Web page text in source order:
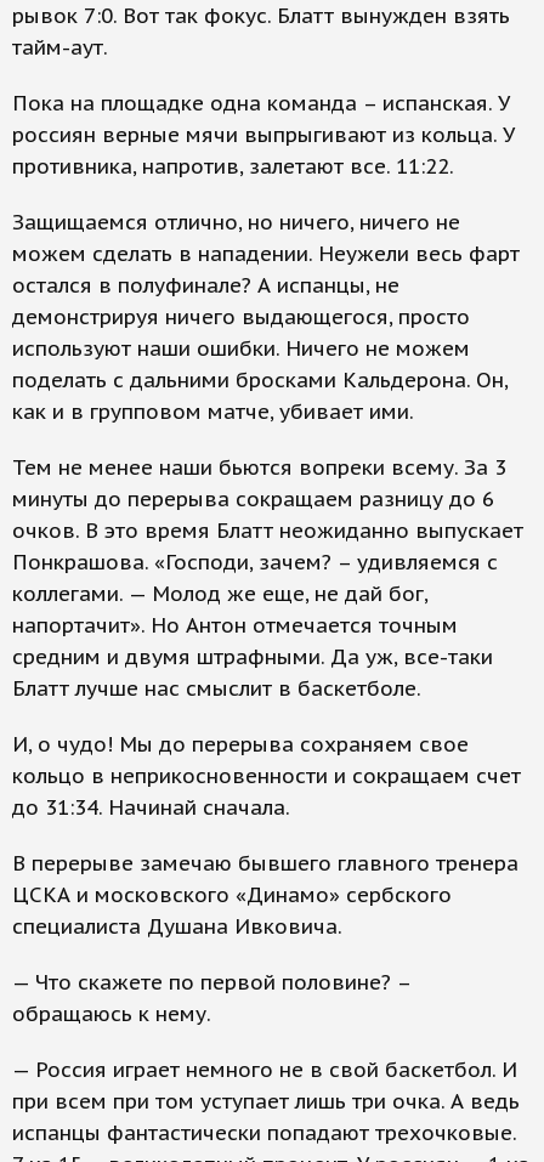
рывок 7:0. Вот так фокус. Блатт вынужден взять
тайм-аут.
Пока на площадке одна команда – испанская. У
россиян верные мячи выпрыгивают из кольца. У
противника, напротив, залетают все. 11:22.
Защищаемся отлично, но ничего, ничего не
можем сделать в нападении. Неужели весь фарт
остался в полуфинале? А испанцы, не
демонстрируя ничего выдающегося, просто
используют наши ошибки. Ничего не можем
поделать с дальними бросками Кальдерона. Он,
как и в групповом матче, убивает ими.
Тем не менее наши бьются вопреки всему. За 3
минуты до перерыва сокращаем разницу до 6
очков. В это время Блатт неожиданно выпускает
Понкрашова. «Господи, зачем? – удивляемся с
коллегами. — Молод же еще, не дай бог,
напортачит». Но Антон отмечается точным
средним и двумя штрафными. Да уж, все-таки
Блатт лучше нас смыслит в баскетболе.
И, о чудо! Мы до перерыва сохраняем свое
кольцо в неприкосновенности и сокращаем счет
до 31:34. Начинай сначала.
В перерыве замечаю бывшего главного тренера
ЦСКА и московского «Динамо» сербского
специалиста Душана Ивковича.
— Что скажете по первой половине? –
обращаюсь к нему.
— Россия играет немного не в свой баскетбол. И
при всем при том уступает лишь три очка. А ведь
испанцы фантастически попадают трехочковые.